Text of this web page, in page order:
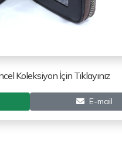
Koleksiyon İçin Tıklayınız
E-mail